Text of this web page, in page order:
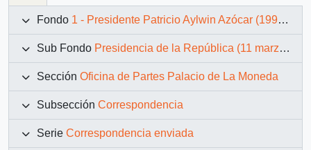
Fondo 1 - Presidente Patricio Aylwin Azócar (1990-1994)
Sub Fondo Presidencia de la República (11 marzo 1990 – 11 marzo 1994)
Sección Oficina de Partes Palacio de La Moneda
Subsección Correspondencia
Serie Correspondencia enviada